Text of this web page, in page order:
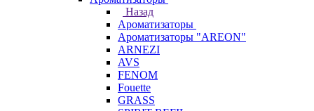
Назад
Ароматизаторы
Ароматизаторы "AREON"
ARNEZI
AVS
FENOM
Fouette
GRASS